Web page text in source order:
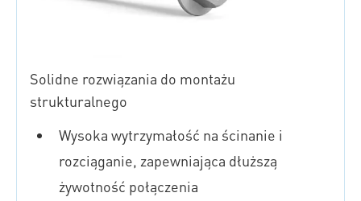
Solidne rozwiązania do montażu
strukturalnego
Wysoka wytrzymałość na ścinanie i
rozciąganie, zapewniająca dłuższą
żywotność połączenia